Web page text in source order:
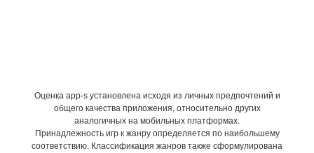
Оценка app-s установлена исходя из личных предпочтений и
общего качества приложения, относительно других
аналогичных на мобильных платформах.
Принадлежность игр к жанру определяется по наибольшему
соответствию. Классификация жанров также сформулирована